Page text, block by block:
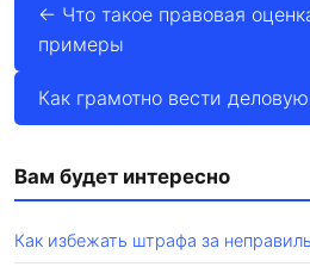
← Что такое правовая
примеры
Как грамотно вести
Вам будет интересно
Как избежать штрафа за